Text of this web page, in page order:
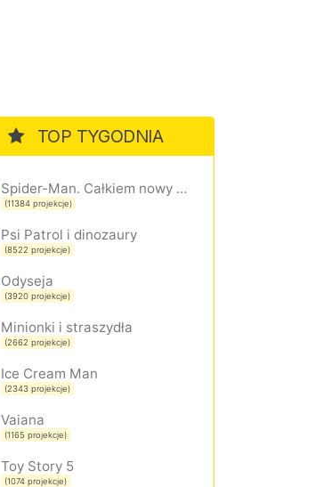
TOP TYGODNIA
Spider-Man. Całkiem nowy dzień
(11384 projekcje)
Psi Patrol i dinozaury
(8522 projekcje)
Odyseja
(3920 projekcje)
Minionki i straszydła
(2662 projekcje)
Ice Cream Man
(2343 projekcje)
Vaiana
(1165 projekcje)
Toy Story 5
(1074 projekcje)